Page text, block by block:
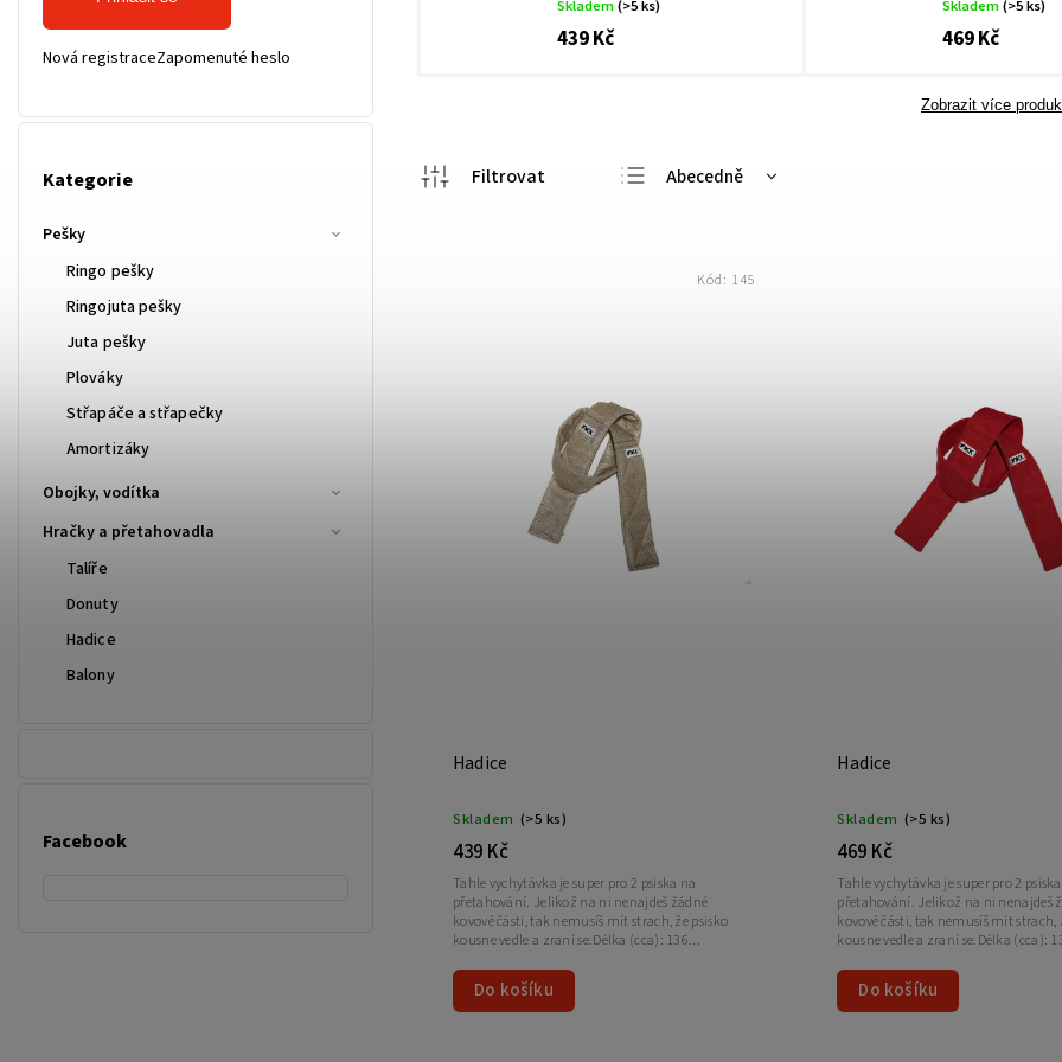
Nová registraceZapomenuté heslo
Kategorie
Pešky
Ringo pešky
Ringojuta pešky
Juta pešky
Plováky
Střapáče a střapečky
Amortizáky
Obojky, vodítka
Hračky a přetahovadla
Talíře
Donuty
Hadice
Balony
Facebook
Skladem(>5 ks)
439 Kč
Skladem(>5 ks)
469 Kč
Zobrazit více
Abecedně
Nejprodávanější
Hadice
Skladem (>5 ks)
439 Kč
Do košíku
Tahle vychytávka je super pro 2 psiska na
přetahování. Jelikož na ni nenajdeš žádné
kovové části, tak nemusíš mít strach, že psisko
kousne vedle a zraní se.Délka (cca): 136...
Kód: 145
Hadice
Skladem (>5 ks)
469 Kč
Do košíku
Tahle vychytávka je super pro 2
přetahování. Jelikož na ni nenajdeš
kovové části, tak nemusíš mít strach,
kousne vedle a zraní se.Délka (cca):